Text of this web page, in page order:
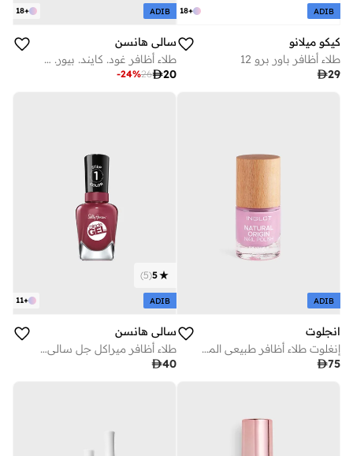
+
18 ADIB
كيكو ميلانو
طلاء أظافر باور برو 12
29
+
18 ADIB
سالي هانسن
طلاء أظافر غود. كايند. بيور. سالي هانسن 10 مل - وايت تي
20
26
-24%
ADIB
انجلوت
إنغلوت طلاء أظافر طبيعي المنشأ يو كيوت ٠٤٠
75
+
11
5
(
5
)
ADIB
سالي هانسن
طلاء أظافر ميراكل جل سالي هانسن 14.7 مل - بيت، بارتي، لوف
40